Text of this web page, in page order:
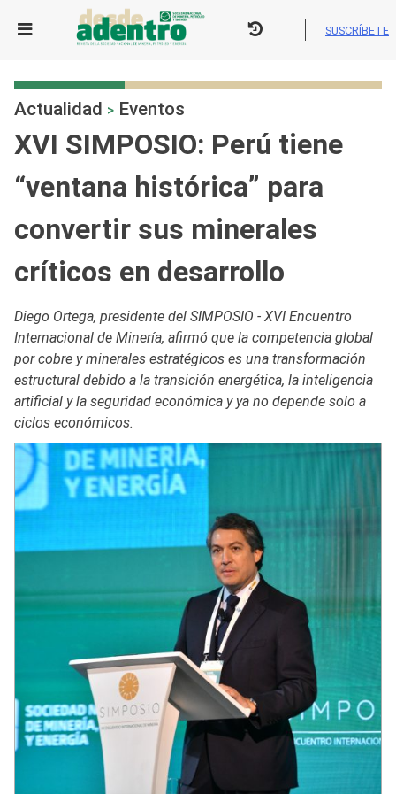
SUSCRÍBETE
Actualidad > Eventos
XVI SIMPOSIO: Perú tiene
“ventana histórica” para
convertir sus minerales
críticos en desarrollo
Diego Ortega, presidente del SIMPOSIO - XVI Encuentro
Internacional de Minería, afirmó que la competencia global
por cobre y minerales estratégicos es una transformación
estructural debido a la transición energética, la inteligencia
artificial y la seguridad económica y ya no depende solo a
ciclos económicos.